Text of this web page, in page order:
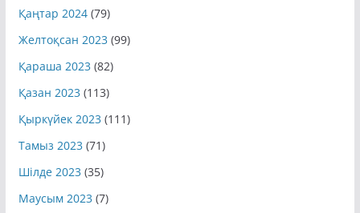
Қаңтар 2024(79)
Желтоқсан 2023 (99)
Қараша 2023 (82)
Қазан 2023 (113)
Қыркүйек 2023 (111)
Тамыз 2023 (71)
Шілде 2023 (35)
Маусым 2023 (7)